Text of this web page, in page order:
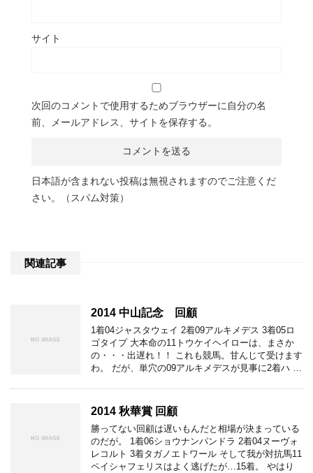
サイト
次回のコメントで使用するためブラウザーに自分の名
前、メールアドレス、サイトを保存する。
日本語が含まれない投稿は無視されますのでご注意くだ
さい。（スパム対策）
関連記事
2014 中山記念 回顧
1着04ジャスタウェイ 2着09アルキメデス 3着05ロ
ゴタイプ 大本命の11トウケイヘイローは、まさか
の・・・出遅れ！！ これも競馬。甘んじて受けます
わ。 だが、単穴の09アルキメデスが見事に2着ハ …
2014 秋華賞 回顧
勝ってない回顧は遅いもんだと相場が決まっている
のだが。 1着06ショウナンパンドラ 2着04ヌーヴォ
レコルト 3着タガノエトワール そして我が対抗馬11
ペイシャフェリスはよく逃げたが…15着。 やはり